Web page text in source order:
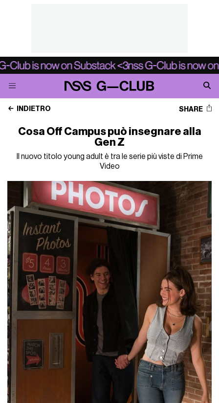
INDIETRO SHARE
Cosa Off Campus può insegnare alla
Gen Z
Il nuovo titolo young adult è tra le serie più viste di Prime
Video